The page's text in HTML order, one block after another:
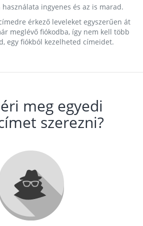
ingyenes és az is marad.
érkező leveleket egyszerűen át
meglévő fiókodba, így nem kell több
egy fiókból kezelheted címeidet.
meg egyedi
szerezni?